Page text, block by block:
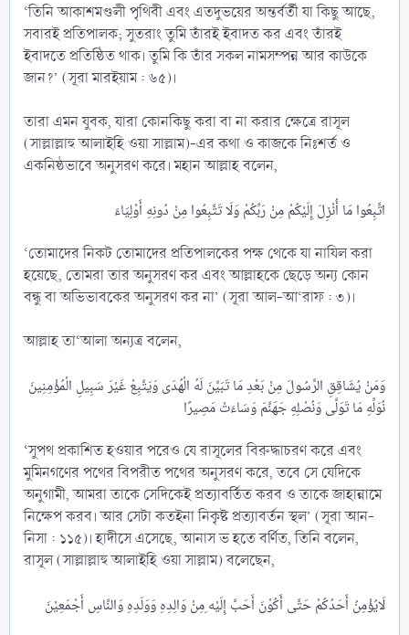
‘তিনি আকাশমণ্ডলী পৃথিবী এবং এতদুভয়ের অন্তর্বর্তী যা কিছু আছে,
সবারই প্রতিপালক; সুতরাং তুমি তাঁরই ইবাদত কর এবং তাঁরই
ইবাদতে প্রতিষ্ঠিত থাক। তুমি কি তাঁর সকল নামসম্পন্ন আর কাউকে
জান?’ (সূরা মারইয়াম : ৬৫)।
তারা এমন যুবক, যারা কোনকিছু করা বা না করার ক্ষেত্রে রাসূল
(সাল্লাল্লাহু আলাইহি ওয়া সাল্লাম)-এর কথা ও কাজকে নিঃশর্ত ও
একনিষ্ঠভাবে অনুসরণ করে। মহান আল্লাহ বলেন,
‘তোমাদের নিকট তোমাদের প্রতিপালকের পক্ষ থেকে যা নাযিল করা
হয়েছে, তোমরা তার অনুসরণ কর এবং আল্লাহকে ছেড়ে অন্য কোন
বন্ধু বা অভিভাবকের অনুসরণ কর না’ (সূরা আল-আ‘রাফ : ৩)।
আল্লাহ তা‘আলা অন্যত্র বলেন,
وَمَنْ يُشَاقِقِ الرَّسُولَ مِنْ بَعْدِ مَا تَبَيَّنَ لَهُ الْهُدَى وَيَتَّبِعْ غَيْرَ سَبِيلِ الْمُؤْمِنِينَ
‘সুপথ প্রকাশিত হওয়ার পরেও যে রাসূলের বিরুদ্ধাচরণ করে এবং
মুমিনগণের পথের বিপরীত পথের অনুসরণ করে, তবে সে যেদিকে
অনুগামী, আমরা তাকে সেদিকেই প্রত্যাবর্তিত করব ও তাকে জাহান্নামে
নিক্ষেপ করব। আর সেটা কতইনা নিকৃষ্ট প্রত্যাবর্তন স্থল’ (সূরা আন-
নিসা : ১১৫)। হাদীসে এসেছে, আনাস ভ হতে বর্ণিত, তিনি বলেন,
রাসূল (সাল্লাল্লাহু আলাইহি ওয়া সাল্লাম) বলেছেন,